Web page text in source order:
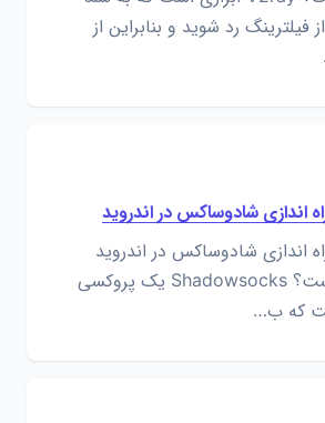
رد شوید و بنابراین از
شادوساکس در اندروید
اندازی شادوساکس در اندروید
شادوساکس چیست؟ Shadowsocks یک پروکسی